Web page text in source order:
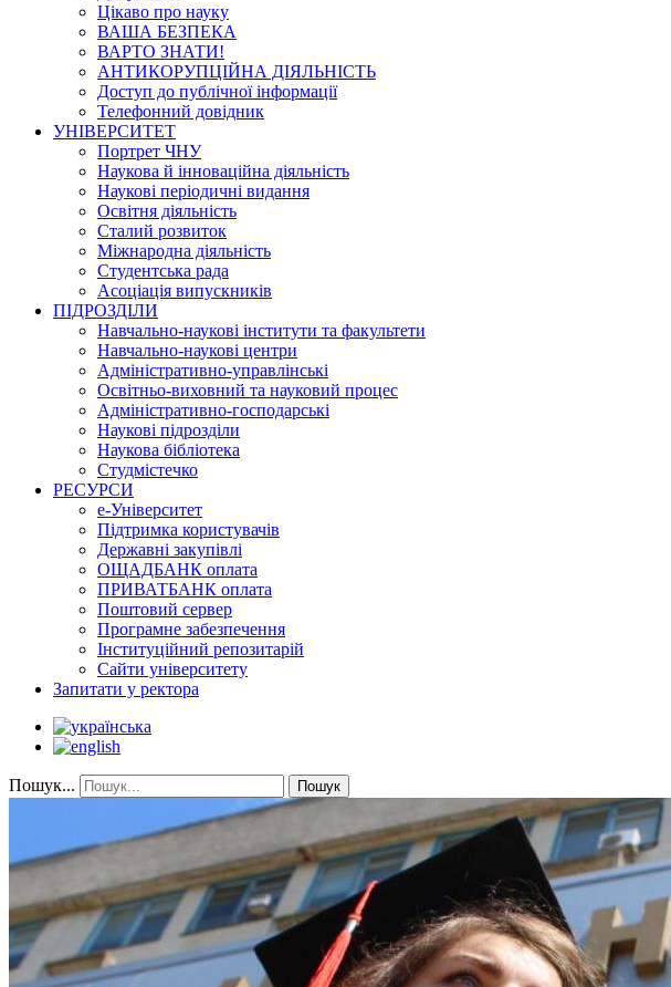
Цікаво про науку
ВАША БЕЗПЕКА
ВАРТО ЗНАТИ!
АНТИКОРУПЦІЙНА ДІЯЛЬНІСТЬ
Доступ до публічної інформації
Телефонний довідник
УНІВЕРСИТЕТ
Портрет ЧНУ
Наукова й інноваційна діяльність
Наукові періодичні видання
Освітня діяльність
Сталий розвиток
Міжнародна діяльність
Студентська рада
Асоціація випускників
ПІДРОЗДІЛИ
Навчально-наукові інститути та факультети
Навчально-наукові центри
Адміністративно-управлінські
Освітньо-виховний та науковий процес
Адміністративно-господарські
Наукові підрозділи
Наукова бібліотека
Студмістечко
РЕСУРСИ
е-Університет
Підтримка користувачів
Державні закупівлі
ОЩАДБАНК оплата
ПРИВАТБАНК оплата
Поштовий сервер
Програмне забезпечення
Інституційний репозитарій
Сайти університету
Запитати у ректора
Пошук... Пошук